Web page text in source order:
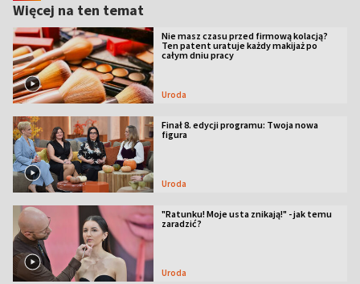
Więcej na ten temat
Nie masz czasu przed firmową kolacją?
Ten patent uratuje każdy makijaż po
całym dniu pracy
Uroda
Finał 8. edycji programu: Twoja nowa
figura
Uroda
"Ratunku! Moje usta znikają!" - jak temu
zaradzić?
Uroda